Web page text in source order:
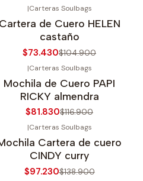
|Carteras Soulbags
de Cuero HELEN
castaño
$73.430$104.900
|Carteras Soulbags
Mochila de Cuero PAPI
RICKY almendra
$81.830$116.900
|Carteras Soulbags
Cartera de cuero
CINDY curry
$97.230$138.900